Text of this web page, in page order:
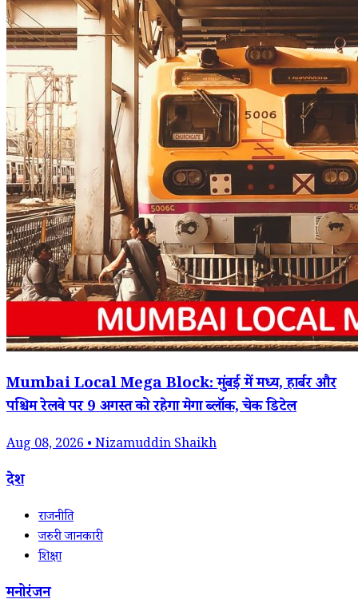
Mumbai Local Mega Block: मुंबई में मध्य, हार्बर और
पश्चिम रेलवे पर 9 अगस्त को रहेगा मेगा ब्लॉक, चेक डिटेल
Aug 08, 2026 • Nizamuddin Shaikh
देश
राजनीति
जरुरी जानकारी
शिक्षा
मनोरंजन